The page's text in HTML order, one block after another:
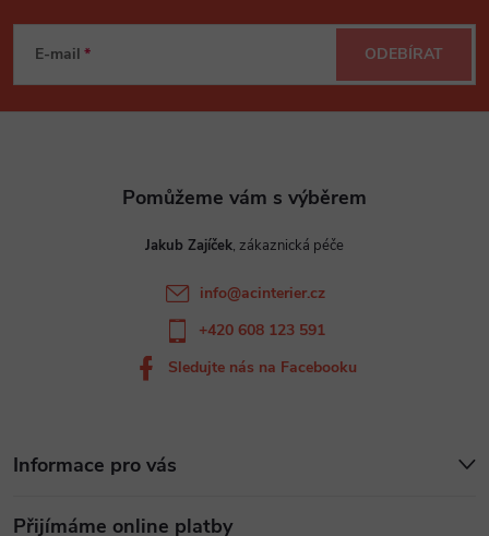
p
E-mail ODEBÍRAT
Informace pro vás
Přijímáme online platby
Jakub Zajíček
info@acinterier.cz
+420 608 123 591
Sledujte nás na Facebooku